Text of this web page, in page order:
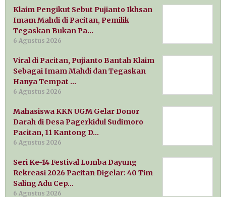
Klaim Pengikut Sebut Pujianto Ikhsan
Imam Mahdi di Pacitan, Pemilik
Tegaskan Bukan Pa…
6 Agustus 2026
Viral di Pacitan, Pujianto Bantah Klaim
Sebagai Imam Mahdi dan Tegaskan
Hanya Tempat …
6 Agustus 2026
Mahasiswa KKN UGM Gelar Donor
Darah di Desa Pagerkidul Sudimoro
Pacitan, 11 Kantong D…
6 Agustus 2026
Seri Ke-14 Festival Lomba Dayung
Rekreasi 2026 Pacitan Digelar: 40 Tim
Saling Adu Cep…
6 Agustus 2026